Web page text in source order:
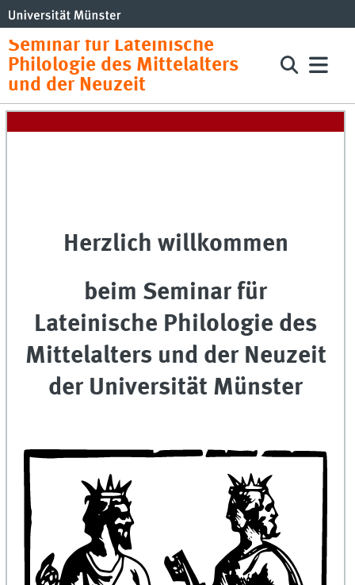
Seminar für Lateinische
Philologie des Mittelalters
und der Neuzeit
Herzlich willkommen
beim Seminar für
Lateinische Philologie des
Mittelalters und der Neuzeit
der Universität Münster